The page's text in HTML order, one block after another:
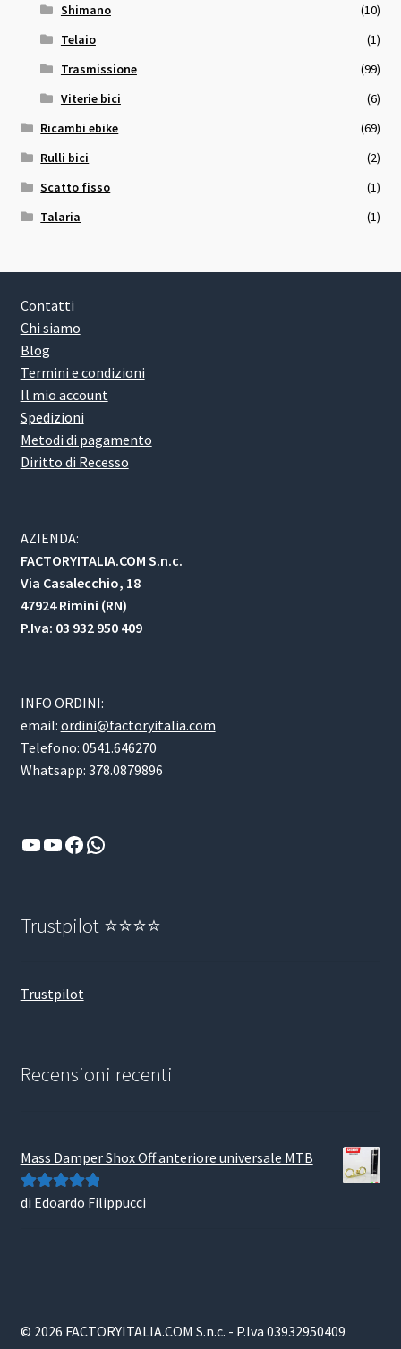
Shimano
(10)
Telaio
(1)
Trasmissione
(99)
Viterie bici
(6)
Ricambi ebike
(69)
Rulli bici
(2)
Scatto fisso
(1)
Talaria
(1)
Contatti
Chi siamo
Blog
Termini e condizioni
Il mio account
Spedizioni
Metodi di pagamento
Diritto di Recesso
AZIENDA:
FACTORYITALIA.COM S.n.c.
Via Casalecchio, 18
47924 Rimini (RN)
P.Iva: 03 932 950 409
INFO ORDINI:
email: ordini@factoryitalia.com
Telefono: 0541.646270
Whatsapp: 378.0879896
YouTube
YouTube
Facebook
WhatsApp
Trustpilot ⭐⭐⭐⭐
Trustpilot
Recensioni recenti
Mass Damper Shox Off anteriore universale MTB
Valutato5su
di Edoardo Filippucci
© 2026 FACTORYITALIA.COM S.n.c. - P.Iva 03932950409